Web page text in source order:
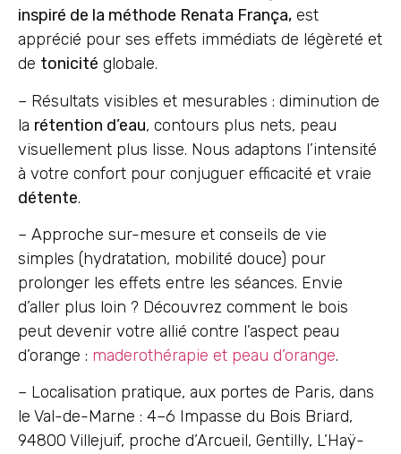
inspiré de la méthode Renata França, est
apprécié pour ses effets immédiats de légèreté et
de tonicité globale.
– Résultats visibles et mesurables : diminution de
la rétention d’eau, contours plus nets, peau
visuellement plus lisse. Nous adaptons l’intensité
à votre confort pour conjuguer efficacité et vraie
détente.
– Approche sur-mesure et conseils de vie
simples (hydratation, mobilité douce) pour
prolonger les effets entre les séances. Envie
d’aller plus loin ? Découvrez comment le bois
peut devenir votre allié contre l’aspect peau
d’orange : maderothérapie et peau d’orange.
– Localisation pratique, aux portes de Paris, dans
le Val-de-Marne : 4–6 Impasse du Bois Briard,
94800 Villejuif, proche d’Arcueil, Gentilly, L’Haÿ-